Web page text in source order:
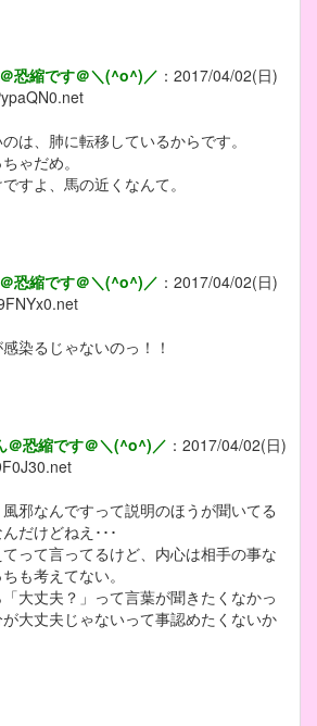
恐縮です＠＼(^o^)／ ： 2017/04/02(日)
は、肺に転移しているからです。
ゃだめ。
すよ、馬の近くなんて。
恐縮です＠＼(^o^)／ ： 2017/04/02(日)
染るじゃないのっ！！
＠恐縮です＠＼(^o^)／ ： 2017/04/02(日)
邪なんですって説明のほうが聞いてる
だけどねえ･･･
って言ってるけど、内心は相手の事な
も考えてない。
大丈夫？」って言葉が聞きたくなかっ
大丈夫じゃないって事認めたくないか